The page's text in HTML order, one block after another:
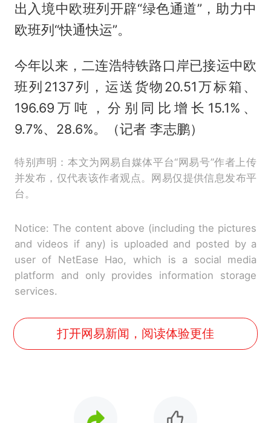
出入境中欧班列开辟“绿色通道”，助力中
欧班列“快通快运”。
今年以来，二连浩特铁路口岸已接运中欧
班列2137列，运送货物20.51万标箱、
196.69万吨，分别同比增长15.1%、
9.7%、28.6%。（记者 李志鹏）
特别声明：本文为网易自媒体平台“网易号”作者上传
并发布，仅代表该作者观点。网易仅提供信息发布平
台。
Notice: The content above (including the pictures
and videos if any) is uploaded and posted by a
user of NetEase Hao, which is a social media
platform and only provides information storage
services.
打开网易新闻，阅读体验更佳